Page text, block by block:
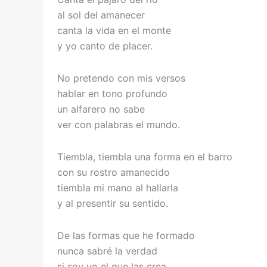
al sol del amanecer
canta la vida en el monte
y yo canto de placer.
No pretendo con mis versos
hablar en tono profundo
un alfarero no sabe
ver con palabras el mundo.
Tiembla, tiembla una forma en el barro
con su rostro amanecido
tiembla mi mano al hallarla
y al presentir su sentido.
De las formas que he formado
nunca sabré la verdad